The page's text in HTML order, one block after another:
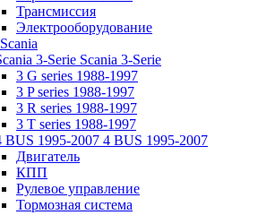
Трансмиссия
Электрооборудование
Scania
Scania 3-Serie
3 G series 1988-1997
3 P series 1988-1997
3 R series 1988-1997
3 T series 1988-1997
4 BUS 1995-2007
Двигатель
КПП
Рулевое управление
Тормозная система